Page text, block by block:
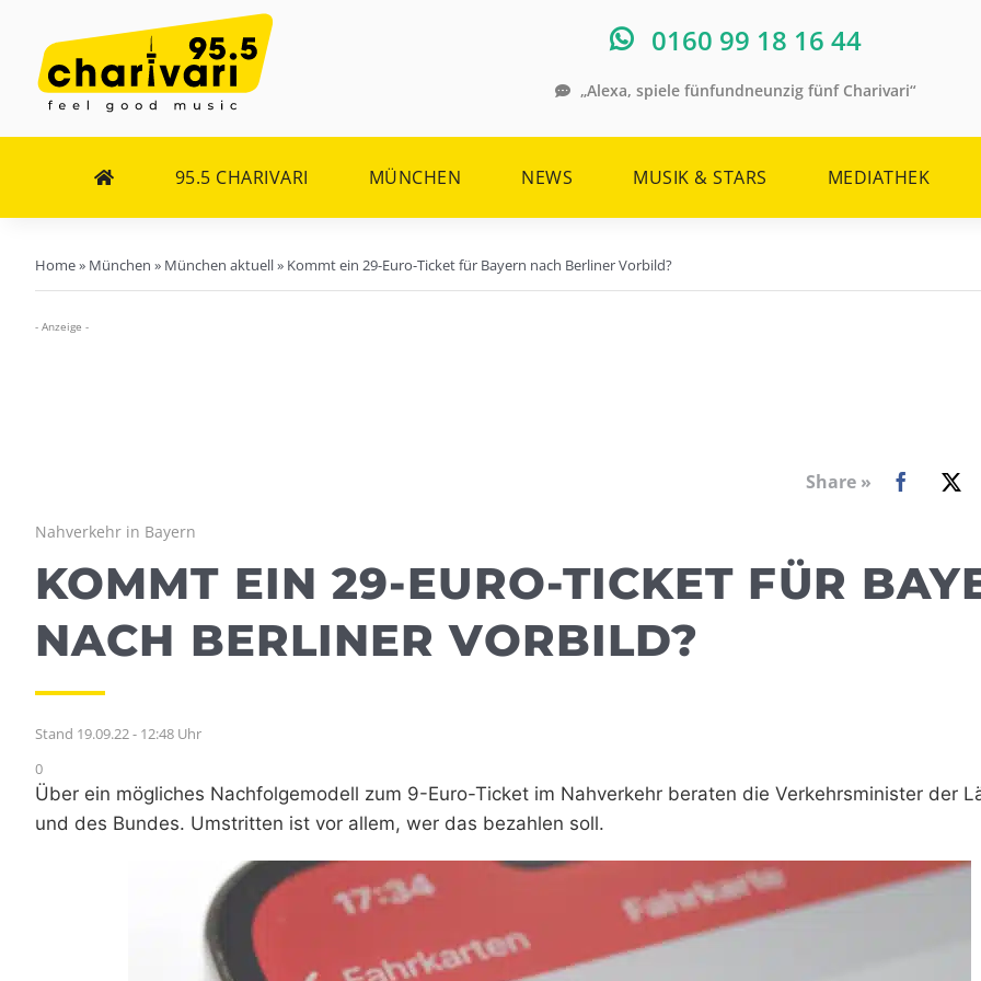
Inhalt
springen
0160 99 18 16 44
„Alexa, spiele fünfundneunzig fünf Charivari“
95.5 CHARIVARI MÜNCHEN NEWS MUSIK & STARS MEDIATHEK
Home» München » München aktuell» Kommt ein 29-Euro-Ticket für Bayern nach Berliner Vorbild?
- Anzeige -
Share »
Nahverkehr in Bayern
KOMMT EIN 29-EURO-TICKET FÜR
NACH BERLINER VORBILD?
Stand 19.09.22 - 12:48 Uhr
0
Über ein mögliches Nachfolgemodell zum 9-Euro-Ticket im Nahverkehr beraten die Verkehrsminister der
und des Bundes. Umstritten ist vor allem, wer das bezahlen soll.